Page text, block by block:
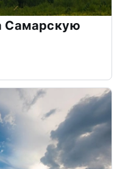
Самарскую